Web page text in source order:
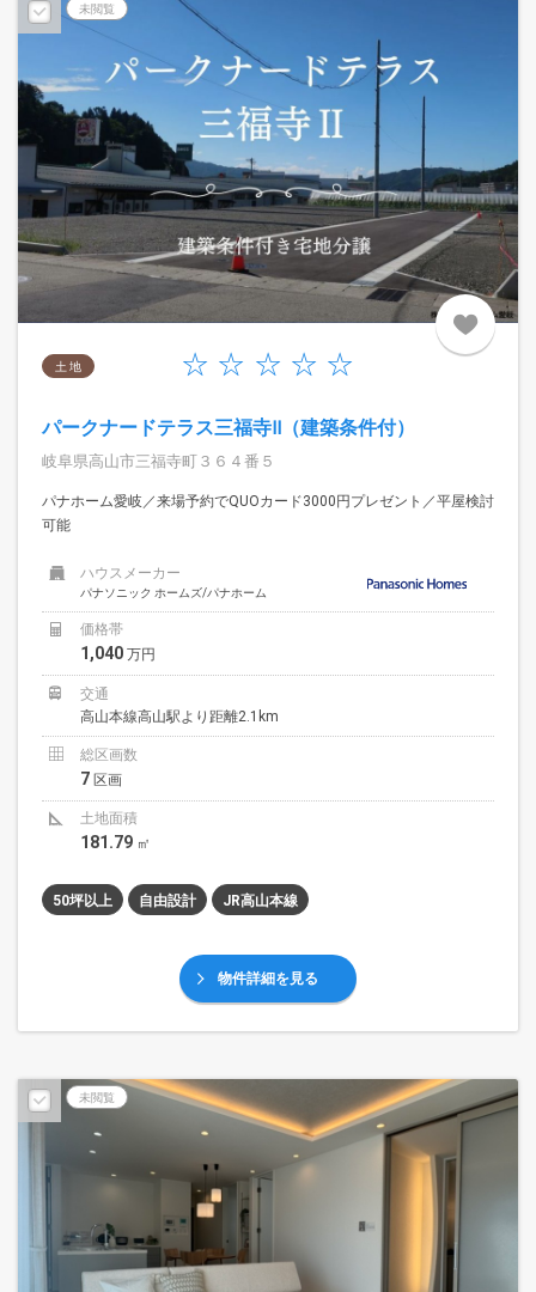
未閲覧
土 地
パークナードテラス三福寺Ⅱ（建築条件付）
岐阜県高山市三福寺町３６４番５
パナホーム愛岐／来場予約でQUOカード3000円プレゼント／平屋検討
可能
ハウスメーカー
パナソニック ホームズ/パナホーム
価格帯
1,040 万円
交通
高山本線高山駅より距離2.1km
総区画数
7 区画
土地面積
181.79 ㎡
50坪以上 自由設計 JR高山本線
物件詳細を見る
未閲覧